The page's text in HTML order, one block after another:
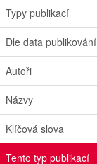
Typy publikací
Dle data publikování
Autoři
Názvy
Klíčová slova
Tento typ publikací